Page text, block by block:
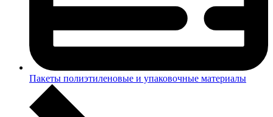
Пакеты полиэтиленовые и упаковочные материалы